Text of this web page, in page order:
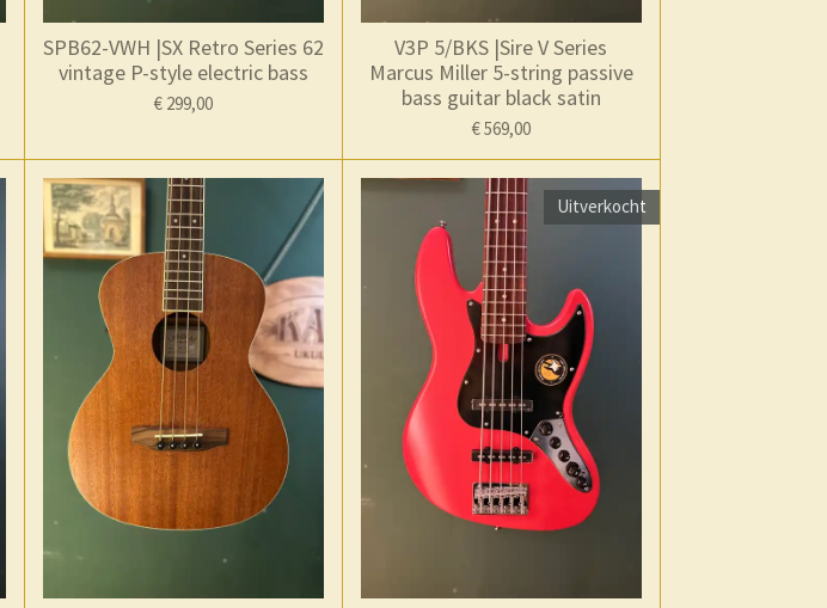
SPB62-VWH |SX Retro Series 62
vintage P-style electric bass
€ 299,00
V3P 5/BKS |Sire V Series
Marcus Miller 5-string passive
bass guitar black satin
€ 569,00
Uitverkocht